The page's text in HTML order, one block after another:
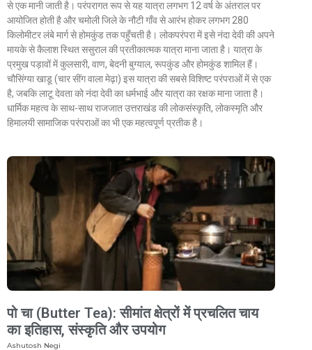
से एक मानी जाती है। परंपरागत रूप से यह यात्रा लगभग 12 वर्ष के अंतराल पर
आयोजित होती है और चमोली जिले के नौटी गाँव से आरंभ होकर लगभग 280
किलोमीटर लंबे मार्ग से होमकुंड तक पहुँचती है। लोकपरंपरा में इसे नंदा देवी की अपने
मायके से कैलाश स्थित ससुराल की प्रतीकात्मक यात्रा माना जाता है। यात्रा के
प्रमुख पड़ावों में कुलसारी, वाण, बेदनी बुग्याल, रूपकुंड और होमकुंड शामिल हैं।
चौसिंग्या खाडू (चार सींग वाला मेढ़ा) इस यात्रा की सबसे विशिष्ट परंपराओं में से एक
है, जबकि लाटू देवता को नंदा देवी का धर्मभाई और यात्रा का रक्षक माना जाता है।
धार्मिक महत्व के साथ-साथ राजजात उत्तराखंड की लोकसंस्कृति, लोकस्मृति और
हिमालयी सामाजिक परंपराओं का भी एक महत्वपूर्ण प्रतीक है।
पो चा (Butter Tea): सीमांत क्षेत्रों में प्रचलित चाय
का इतिहास, संस्कृति और उपयोग
Ashutosh Negi